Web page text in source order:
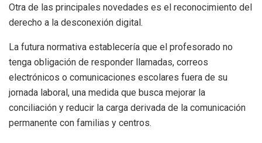
Otra de las principales novedades es el reconocimiento del
derecho a la desconexión digital.
La futura normativa establecería que el profesorado no
tenga obligación de responder llamadas, correos
electrónicos o comunicaciones escolares fuera de su
jornada laboral, una medida que busca mejorar la
conciliación y reducir la carga derivada de la comunicación
permanente con familias y centros.